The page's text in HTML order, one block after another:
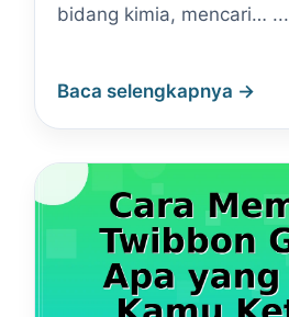
bidang kimia, mencari… ...
Baca selengkapnya →